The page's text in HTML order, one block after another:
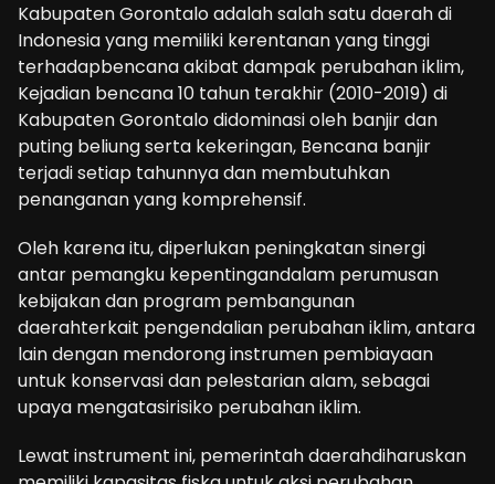
Kabupaten Gorontalo adalah salah satu daerah di
Indonesia yang memiliki kerentanan yang tinggi
terhadapbencana akibat dampak perubahan iklim,
Kejadian bencana 10 tahun terakhir (2010-2019) di
Kabupaten Gorontalo didominasi oleh banjir dan
puting beliung serta kekeringan, Bencana banjir
terjadi setiap tahunnya dan membutuhkan
penanganan yang komprehensif.
Oleh karena itu, diperlukan peningkatan sinergi
antar pemangku kepentingandalam perumusan
kebijakan dan program pembangunan
daerahterkait pengendalian perubahan iklim, antara
lain dengan mendorong instrumen pembiayaan
untuk konservasi dan pelestarian alam, sebagai
upaya mengatasirisiko perubahan iklim.
Lewat instrument ini, pemerintah daerahdiharuskan